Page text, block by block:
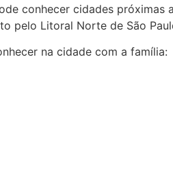
conhecer cidades próximas
pelo Litoral Norte de São
na cidade com a família: